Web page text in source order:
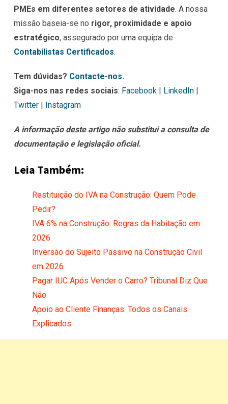
PMEs em diferentes setores de atividade. A nossa
missão baseia-se no rigor, proximidade e apoio
estratégico, assegurado por uma equipa de
Contabilistas Certificados.
Tem dúvidas? Contacte-nos.
Siga-nos nas redes sociais: Facebook | LinkedIn |
Twitter | Instagram
A informação deste artigo não substitui a consulta de
documentação e legislação oficial.
Leia Também:
Restituição do IVA na Construção: Quem Pode
Pedir?
IVA 6% na Construção: Regras da Habitação em
2026
Inversão do Sujeito Passivo na Construção Civil
em 2026
Pagar IUC Após Vender o Carro? Tribunal Diz Que
Não
Apoio ao Cliente Finanças: Todos os Canais
Explicados